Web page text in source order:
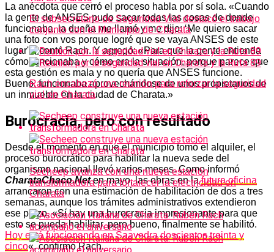
La anécdota que cerró el proceso habla por sí sola. «Cuando
la gente de ANSES pudo sacar todas las cosas de donde
funcionaba, la dueña me llamó y me dijo: ‘Me quiero sacar
una foto con vos porque logré que se vaya ANSES de este
lugar'», contó Rach. Y agregó: «Para que la gente entienda
cómo funcionaba y cómo era la situación, porque parece que
esta gestión es mala y no quería que ANSES funcione.
Bueno, funcionaba aprovechándose de unos propietarios de
un inmueble en la ciudad de Charata.»
Burocracia, pero con resultado
Desde el momento en que el municipio tomó el alquiler, el
proceso burocrático para habilitar la nueva sede del
organismo nacional llevó varios meses. Como informó
CharataChaco.Neten mayo, las obras en lafutura oficina
arrancaron con una estimación de habilitación de dos a tres
semanas, aunque los trámites administrativos extendieron
ese plazo. «Sí hay una burocracia impresionante para que
esto se pueda habilitar, pero bueno, finalmente se habilitó.
Hoy está funcionando en Saavedra doscientos treinta y
cinco«, confirmó Rach.
El subsecretario de Seguridad Vial destacó el trabajo
conjunto con el Municipio de Charata
Rach encabezó una reunión para reforzar la seguridad
vial en Charata
Secheep avanza con una nueva estación
transformadora para fortalecer la electricidad en
Charata